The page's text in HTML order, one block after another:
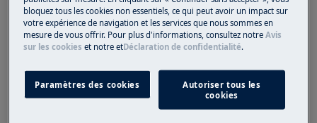
Solution
1. La valeur réglée se réfère à la température
moyenne de la doublure intérieure.
Les températures instantanées dans les
bloquez tous les cookies non essentiels, ce qui peut avoir un impact sur
votre expérience de navigation et les services que nous sommes en
mesure de vous offrir. Pour plus d'informations, consultez notreAvis
sur les cookies et notreetDéclaration de confidentialité.
Paramètres des cookies
Autoriser tous les
cookies